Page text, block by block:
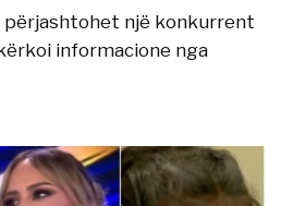
përjashtohet një konkurrent
informacione nga